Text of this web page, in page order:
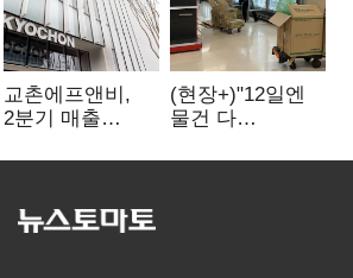
교촌에프앤비,
2분기 매출
전년보다 4.9%↑
(현장+)"12일엔
물건 다
매대 채우며 문